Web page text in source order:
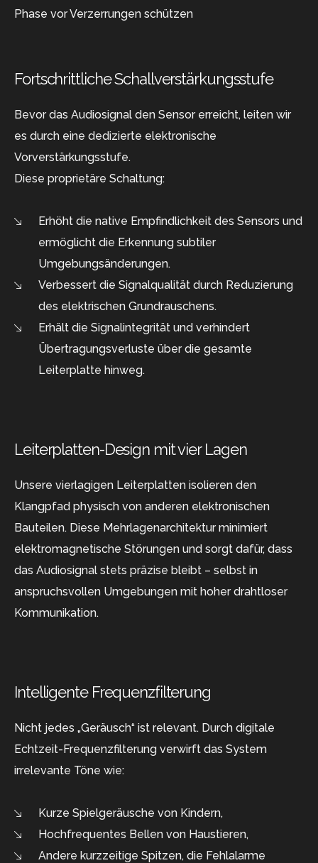
Phase vor Verzerrungen schützen
Fortschrittliche Schallverstärkungsstufe
Bevor das Audiosignal den Sensor erreicht, leiten wir
es durch eine dedizierte elektronische
Vorverstärkungsstufe.
Diese proprietäre Schaltung:
Erhöht die native Empfindlichkeit des Sensors und
ermöglicht die Erkennung subtiler
Umgebungsänderungen.
Verbessert die Signalqualität durch Reduzierung
des elektrischen Grundrauschens.
Erhält die Signalintegrität und verhindert
Übertragungsverluste über die gesamte
Leiterplatte hinweg.
Leiterplatten-Design mit vier Lagen
Unsere vierlagigen Leiterplatten isolieren den
Klangpfad physisch von anderen elektronischen
Bauteilen. Diese Mehrlagenarchitektur minimiert
elektromagnetische Störungen und sorgt dafür, dass
das Audiosignal stets präzise bleibt – selbst in
anspruchsvollen Umgebungen mit hoher drahtloser
Kommunikation.
Intelligente Frequenzfilterung
Nicht jedes „Geräusch“ ist relevant. Durch digitale
Echtzeit-Frequenzfilterung verwirft das System
irrelevante Töne wie:
Kurze Spielgeräusche von Kindern,
Hochfrequentes Bellen von Haustieren,
Andere kurzzeitige Spitzen, die Fehlalarme